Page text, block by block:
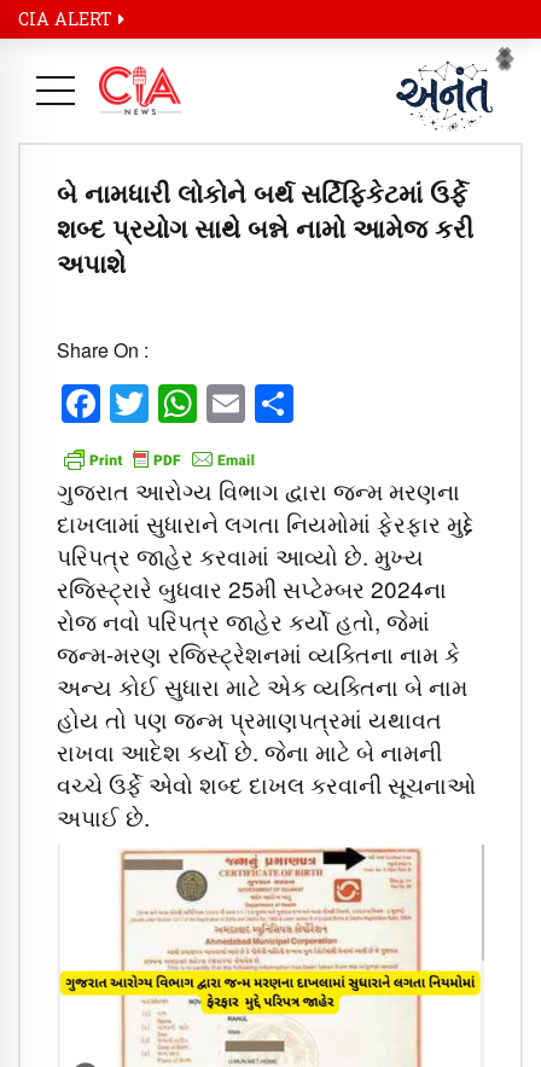
CIA ALERT
બે નામધારી લોકોને બર્થ સર્ટિફિકેટમાં ઉર્ફે
શબ્દ પ્રયોગ સાથે બન્ને નામો આમેજ કરી
અપાશે
Share On :
Facebook
Twitter
WhatsApp
Email
ગુજરાત આરોગ્ય વિભાગ દ્વારા જન્મ મરણના
દાખલામાં સુધારાને લગતા નિયમોમાં ફેરફાર મુદ્દે
પરિપત્ર જાહેર કરવામાં આવ્યો છે. મુખ્ય
રજિસ્ટ્રારે બુધવાર 25મી સપ્ટેમ્બર 2024ના
રોજ નવો પરિપત્ર જાહેર કર્યો હતો, જેમાં
જન્મ-મરણ રજિસ્ટ્રેશનમાં વ્યક્તિના નામ કે
અન્ય કોઈ સુધારા માટે એક વ્યક્તિના બે નામ
હોય તો પણ જન્મ પ્રમાણપત્રમાં યથાવત
રાખવા આદેશ કર્યો છે. જેના માટે બે નામની
વચ્ચે ઉર્ફે એવો શબ્દ દાખલ કરવાની સૂચનાઓ
અપાઈ છે.